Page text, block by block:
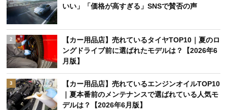
いい」「価格が高すぎる」SNSで賛否の声
2
【カー用品店】売れているタイヤTOP10｜夏のロ
ングドライブ前に選ばれたモデルは？【2026年6
月版】
3
【カー用品店】売れているエンジンオイルTOP10
｜夏本番前のメンテナンスで選ばれている人気モ
デルは？【2026年6月版】